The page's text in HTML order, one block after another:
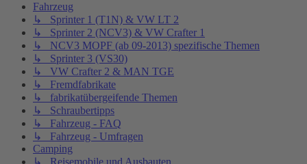
Fahrzeug
↳ Sprinter 1 (T1N) & VW LT 2
↳ Sprinter 2 (NCV3) & VW Crafter 1
↳ NCV3 MOPF (ab 09-2013) spezifische Themen
↳ Sprinter 3 (VS30)
↳ VW Crafter 2 & MAN TGE
↳ Fremdfabrikate
↳ fabrikatübergeifende Themen
↳ Schraubertipps
↳ Fahrzeug - FAQ
↳ Fahrzeug - Umfragen
Camping